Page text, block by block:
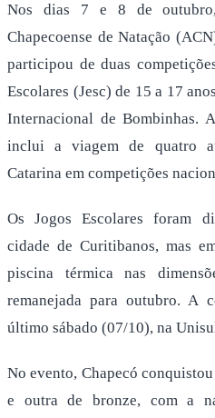
Nos dias 7 e 8 de
Chapecoense de Natação
participou de duas
Escolares (Jesc) de 15 a 17
Internacional de Bombinhas.
inclui a viagem de quatro
Catarina em competições
Os Jogos Escolares foram
cidade de Curitibanos, mas
piscina térmica nas
remanejada para outubro. A
último sábado (07/10), na
No evento, Chapecó
e outra de bronze, com a